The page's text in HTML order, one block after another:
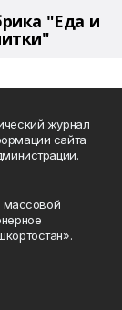
"Еда и
журнал
сайта
массовой